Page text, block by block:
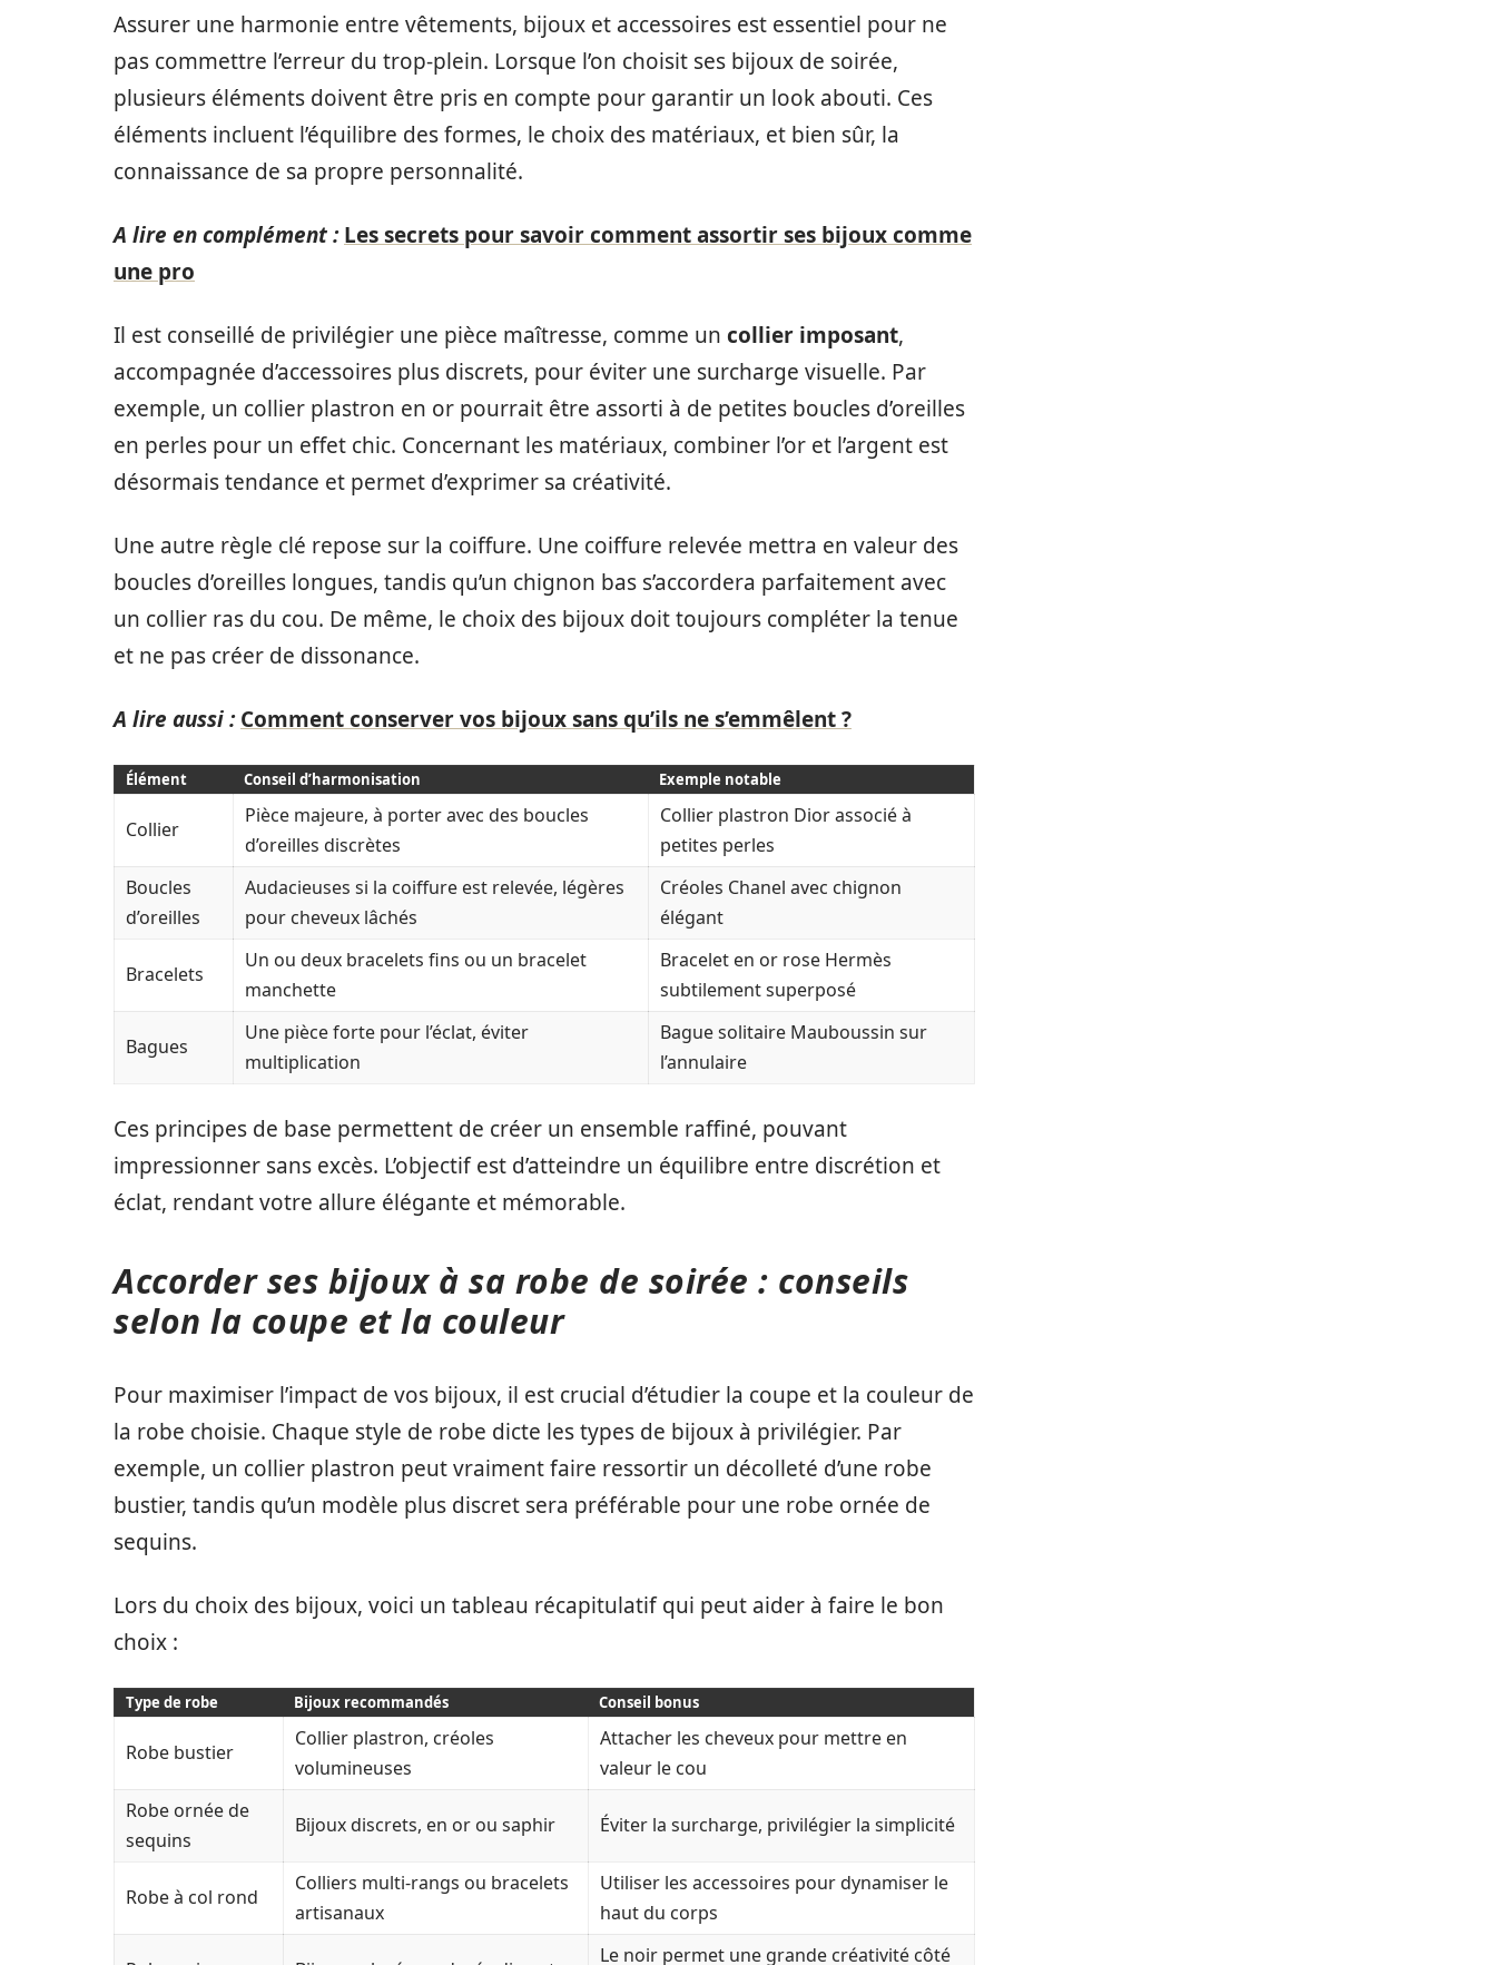
Assurer une harmonie entre vêtements, bijoux et accessoires est essentiel pour ne
pas commettre l’erreur du trop-plein. Lorsque l’on choisit ses bijoux de soirée,
plusieurs éléments doivent être pris en compte pour garantir un look abouti. Ces
éléments incluent l’équilibre des formes, le choix des matériaux, et bien sûr, la
connaissance de sa propre personnalité.
A lire en complément : Les secrets pour savoir comment assortir ses bijoux comme
une pro
Il est conseillé de privilégier une pièce maîtresse, comme un collier imposant,
accompagnée d’accessoires plus discrets, pour éviter une surcharge visuelle. Par
exemple, un collier plastron en or pourrait être assorti à de petites boucles d’oreilles
en perles pour un effet chic. Concernant les matériaux, combiner l’or et l’argent est
désormais tendance et permet d’exprimer sa créativité.
Une autre règle clé repose sur la coiffure. Une coiffure relevée mettra en valeur des
boucles d’oreilles longues, tandis qu’un chignon bas s’accordera parfaitement avec
un collier ras du cou. De même, le choix des bijoux doit toujours compléter la tenue
et ne pas créer de dissonance.
A lire aussi : Comment conserver vos bijoux sans qu’ils ne s’emmêlent ?
Élément Conseil d’harmonisation Exemple notable
Collier
Pièce majeure, à porter avec des boucles
d’oreilles discrètes
Collier plastron Dior associé à
petites perles
Boucles
d’oreilles
Audacieuses si la coiffure est relevée, légères
pour cheveux lâchés
Créoles Chanel avec chignon
élégant
Bracelets
Un ou deux bracelets fins ou un bracelet
manchette
Bracelet en or rose Hermès
subtilement superposé
Bagues
Une pièce forte pour l’éclat, éviter
multiplication
Bague solitaire Mauboussin sur
l’annulaire
Ces principes de base permettent de créer un ensemble raffiné, pouvant
impressionner sans excès. L’objectif est d’atteindre un équilibre entre discrétion et
éclat, rendant votre allure élégante et mémorable.
Accorder ses bijoux à sa robe de soirée : conseils
selon la coupe et la couleur
Pour maximiser l’impact de vos bijoux, il est crucial d’étudier la coupe et la couleur de
la robe choisie. Chaque style de robe dicte les types de bijoux à privilégier. Par
exemple, un collier plastron peut vraiment faire ressortir un décolleté d’une robe
bustier, tandis qu’un modèle plus discret sera préférable pour une robe ornée de
sequins.
Lors du choix des bijoux, voici un tableau récapitulatif qui peut aider à faire le bon
choix :
Type de robe Bijoux recommandés Conseil bonus
Robe bustier
Collier plastron, créoles
volumineuses
Attacher les cheveux pour mettre en
valeur le cou
Robe ornée de
sequins
Bijoux discrets, en or ou saphir Éviter la surcharge, privilégier la simplicité
Robe à col rond
Colliers multi-rangs ou bracelets
artisanaux
Utiliser les accessoires pour dynamiser le
haut du corps
Le noir permet une grande créativité côté